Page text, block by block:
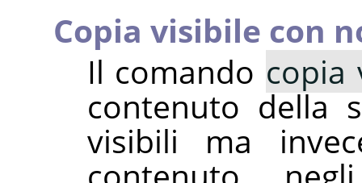
Copia visibile con
Il comando copia
contenuto della
visibili ma